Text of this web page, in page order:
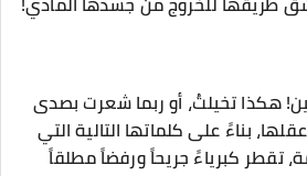
هكذا تخيلتُ، أو ربما شعرت بصدى
بناءً على كلماتها التالية التي
كبرياءً جريحاً ورفضاً مطلقاً